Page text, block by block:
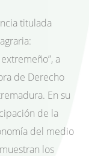
titulada
a
de Derecho
En su
de la
del medio
los